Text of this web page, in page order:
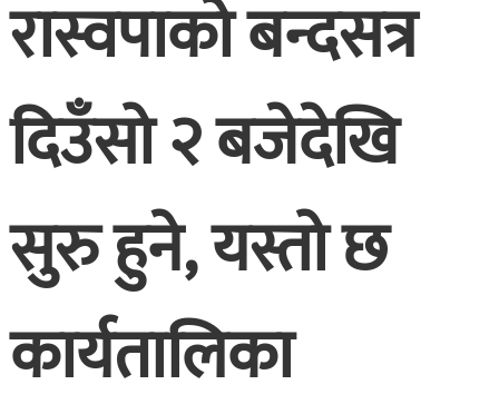
रास्वपाको बन्दसत्र
दिउँसो २ बजेदेखि
सुरु हुने, यस्तो छ
कार्यतालिका